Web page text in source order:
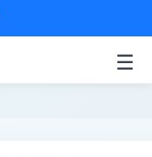
☰